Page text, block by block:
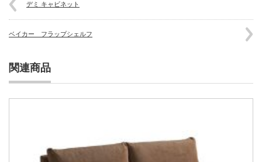
デミ キャビネット
ベイカー フラップシェルフ
関連商品